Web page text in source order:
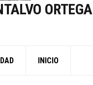
ORTEGA
INICIO